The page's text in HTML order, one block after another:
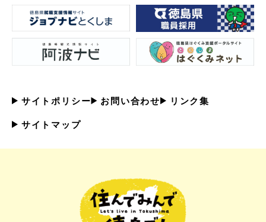
サイトポリシー お問い合わせ リンク集
サイトマップ